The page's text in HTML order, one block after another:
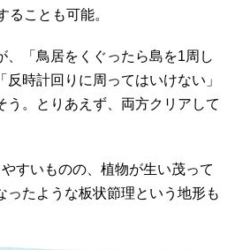
ることも可能。
、「鳥居をくぐったら島を1周し
時計回りに周ってはいけない」
う。とりあえず、両方クリアして
すいものの、植物が生い茂って
ったような板状節理という地形も